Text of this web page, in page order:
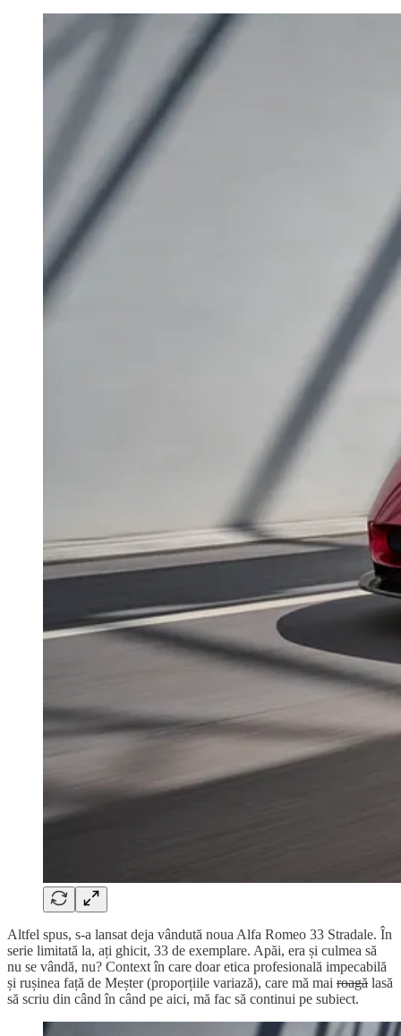
Altfel spus, s-a lansat deja vândută noua Alfa Romeo 33 Stradale. În
serie limitată la, ați ghicit, 33 de exemplare. Apăi, era și culmea să
nu se vândă, nu? Context în care doar etica profesională impecabilă
și rușinea față de Meșter (proporțiile variază), care mă mai roagă lasă
să scriu din când în când pe aici, mă fac să continui pe subiect.